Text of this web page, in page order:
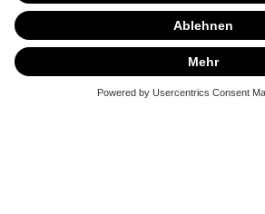
SERVICE
KONTAKT